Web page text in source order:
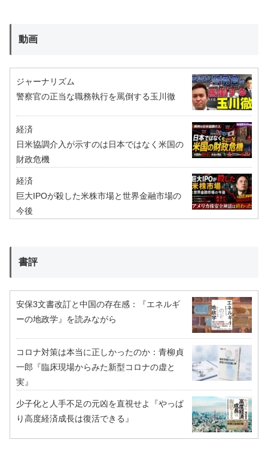
動画
ジャーナリズム
警察官の正当な職務執行を罵倒する玉川徹
経済
日米協調介入が示すのは日本ではなく米国の
財政危機
経済
巨大IPOが殺した米株市場と世界金融市場の
今後
書評
安保3文書改訂と中国の存在感：『エネルギ
ーの地政学』を読みながら
コロナ対策は本当に正しかったのか：青柳貞
一郎『臨床現場からみた新型コロナの虚と
実』
少子化と人手不足の元凶を直視せよ『やっぱ
り高度経済成長は復活できる』